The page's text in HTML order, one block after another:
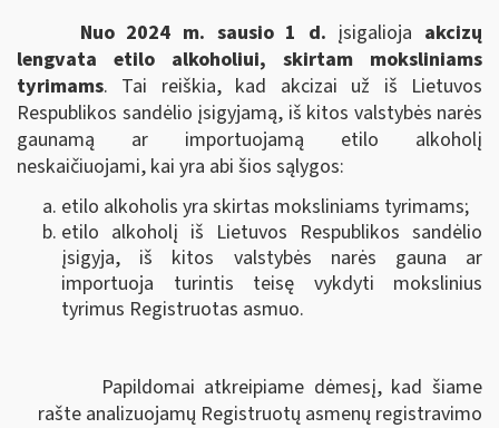
Nuo 2024 m. sausio 1 d. įsigalioja akcizų
lengvata etilo alkoholiui, skirtam moksliniams
tyrimams. Tai reiškia, kad akcizai už iš Lietuvos
Respublikos sandėlio įsigyjamą, iš kitos valstybės narės
gaunamą ar importuojamą etilo alkoholį
neskaičiuojami, kai yra abi šios sąlygos:
etilo alkoholis yra skirtas moksliniams tyrimams;
etilo alkoholį iš Lietuvos Respublikos sandėlio
įsigyja, iš kitos valstybės narės gauna ar
importuoja turintis teisę vykdyti mokslinius
tyrimus Registruotas asmuo.
Papildomai atkreipiame dėmesį, kad šiame
rašte analizuojamų Registruotų asmenų registravimo